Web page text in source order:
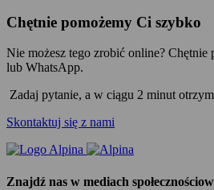
Chętnie pomożemy Ci szybko
Nie możesz tego zrobić online? Chętnie
lub WhatsApp.
Zadaj pytanie, a w ciągu 2 minut
Skontaktuj się z nami
Znajdź nas w mediach